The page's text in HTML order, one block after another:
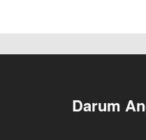
Darum